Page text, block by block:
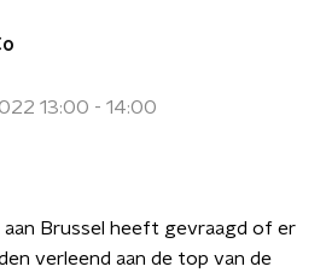
13:00 - 14:00
Brussel heeft gevraagd of er
verleend aan de top van de